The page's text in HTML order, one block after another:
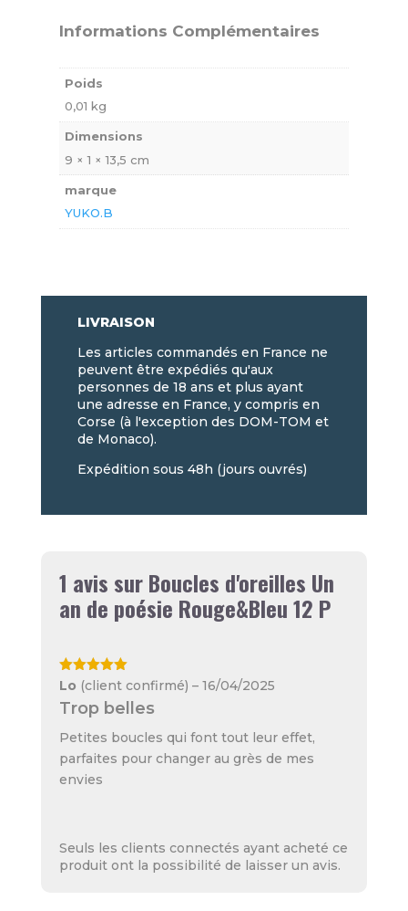
Informations Complémentaires
Poids
0,01 kg
Dimensions
9 × 1 × 13,5 cm
marque
YUKO.B
LIVRAISON
Les articles commandés en France ne
peuvent être expédiés qu'aux
personnes de 18 ans et plus ayant
une adresse en France, y compris en
Corse (à l'exception des DOM-TOM et
de Monaco).
Expédition sous 48h (jours ouvrés)
1 avis surBoucles d'oreilles Un
an de poésie Rouge&Bleu 12 P
Note5sur
Lo (client confirmé) – 16/04/2025
Trop belles
Petites boucles qui font tout leur effet,
parfaites pour changer au grès de mes
envies
Seuls les clients connectés ayant acheté ce
produit ont la possibilité de laisser un avis.